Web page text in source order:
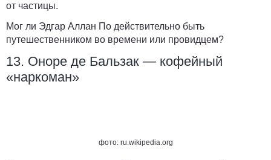
от частицы.
Мог ли Эдгар Аллан По действительно быть
путешественником во времени или провидцем?
13. Оноре де Бальзак — кофейный
«наркоман»
фото: ru.wikipedia.org